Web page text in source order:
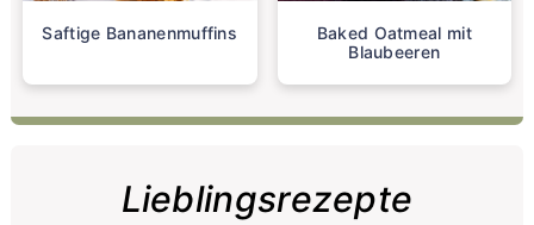
Saftige Bananenmuffins
Baked Oatmeal mit
Blaubeeren
Lieblingsrezepte